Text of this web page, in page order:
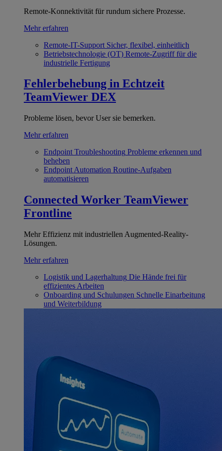
Remote-Konnektivität für rundum sichere Prozesse.
Mehr erfahren
Remote-IT-Support Sicher, flexibel, einheitlich
Betriebstechnologie (OT) Remote-Zugriff für die
industrielle Fertigung
Fehlerbehebung in Echtzeit
TeamViewer DEX
Probleme lösen, bevor User sie bemerken.
Mehr erfahren
Endpoint Troubleshooting Probleme erkennen und
beheben
Endpoint Automation Routine-Aufgaben
automatisieren
Connected Worker TeamViewer
Frontline
Mehr Effizienz mit industriellen Augmented-Reality-
Lösungen.
Mehr erfahren
Logistik und Lagerhaltung Die Hände frei für
effizientes Arbeiten
Onboarding und Schulungen Schnelle Einarbeitung
und Weiterbildung